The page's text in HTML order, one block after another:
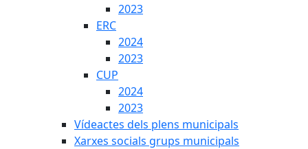
2023
ERC
2024
2023
CUP
2024
2023
Vídeactes dels plens municipals
Xarxes socials grups municipals